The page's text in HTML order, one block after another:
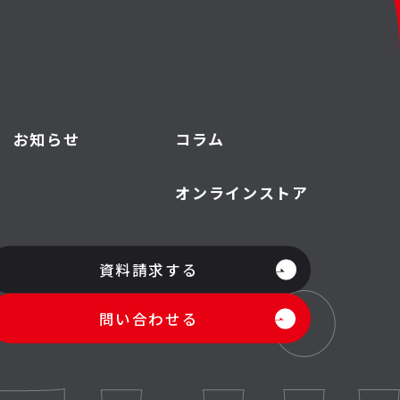
お知らせ コラム
オンラインストア
資料請求する
問い合わせる